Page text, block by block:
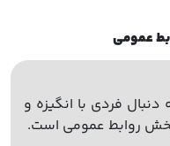
عمومی
فردی با انگیزه و
روابط عمومی است.